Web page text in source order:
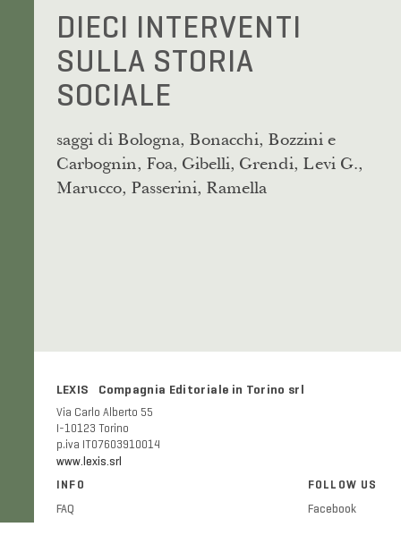
DIECI INTERVENTI
SULLA STORIA
SOCIALE
saggi di Bologna, Bonacchi, Bozzini e
Carbognin, Foa, Gibelli, Grendi, Levi G.,
Marucco, Passerini, Ramella
LEXIS Compagnia Editoriale in Torino srl
Via Carlo Alberto 55
I-10123 Torino
p.iva IT07603910014
www.lexis.srl
INFO
FAQ
FOLLOW US
Facebook